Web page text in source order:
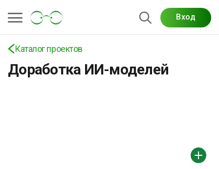
Вход
Каталог проектов
Доработка ИИ-моделей